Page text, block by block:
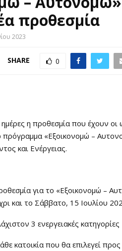
προθεσμία
2023
SHARE 0
η προθεσμία που έχουν
«Εξοικονομώ –
και Ενέργειας.
για το «Εξοικονομώ –
και το Σάββατο, 15 Ιουλίου
3 ενεργειακές κατηγορίες
κατοικία που θα επιλεγεί